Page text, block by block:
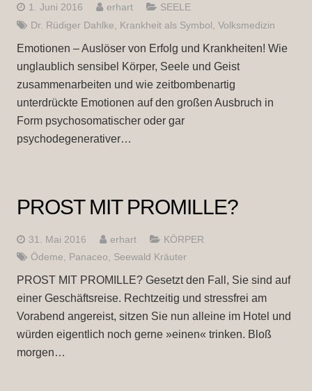
1. Juni 2016 erhart
SEELE
Dr. Rüdiger Dahlke
Krankheit als Symbol Volksmedizin
Emotionen – Auslöser von Erfolg und Krankheiten! Wie
unglaublich sensibel Körper, Seele und Geist
zusammenarbeiten und wie zeitbombenartig
unterdrückte Emotionen auf den großen Ausbruch in
Form psychosomatischer oder gar
psychodegenerativer…
PROST MIT PROMILLE?
31. Mai 2016 erhart
KÖRPER
Ödeme
Panaceo Seewald Kräuter
PROST MIT PROMILLE? Gesetzt den Fall, Sie sind auf
einer Geschäftsreise. Rechtzeitig und stressfrei am
Vorabend angereist, sitzen Sie nun alleine im Hotel und
würden eigentlich noch gerne »einen« trinken. Bloß
morgen…